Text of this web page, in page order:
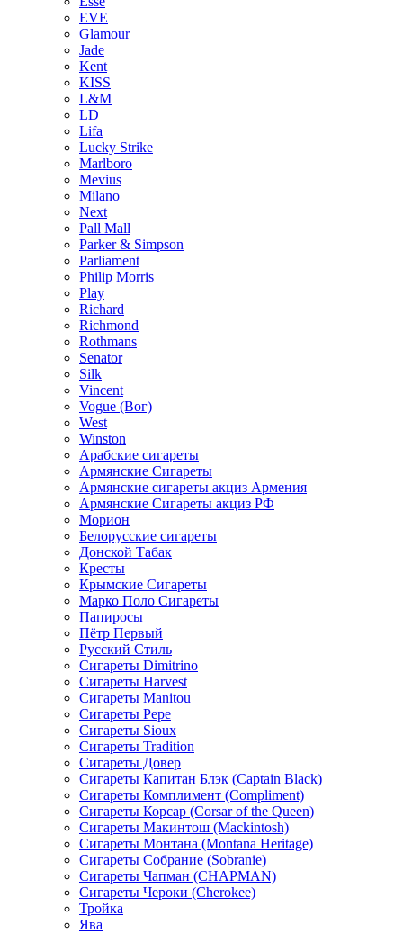
EVE
Glamour
Jade
Kent
KISS
L&M
LD
Lifa
Lucky Strike
Marlboro
Mevius
Milano
Next
Pall Mall
Parker & Simpson
Parliament
Philip Morris
Play
Richard
Richmond
Rothmans
Senator
Silk
Vincent
Vogue (Вог)
West
Winston
Арабские сигареты
Армянские Сигареты
Армянские сигареты акциз Армения
Армянские Сигареты акциз РФ
Морион
Белорусские сигареты
Донской Табак
Кресты
Крымские Сигареты
Марко Поло Сигареты
Папиросы
Пётр Первый
Русский Стиль
Сигареты Dimitrino
Сигареты Harvest
Сигареты Manitou
Сигареты Pepe
Сигареты Sioux
Сигареты Tradition
Сигареты Довер
Сигареты Капитан Блэк (Captain Black)
Сигареты Комплимент (Compliment)
Сигареты Корсар (Corsar of the Queen)
Сигареты Макинтош (Mackintosh)
Сигареты Монтана (Montana Heritage)
Сигареты Собрание (Sobranie)
Сигареты Чапман (CHAPMAN)
Сигареты Чероки (Cherokee)
Тройка
Ява